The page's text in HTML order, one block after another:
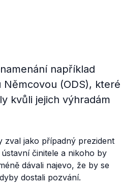
například
(ODS), které
kvůli jejich výhradám
zval jako případný prezident
činitele a nikoho by
dávali najevo, že by se
dostali pozvání.